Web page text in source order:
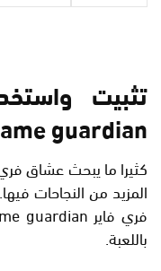
تثبيت
guardian
كثيرا ما يبحث عشاق
المزيد من النجاحات
باللعبة.